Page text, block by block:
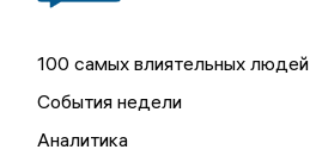
100 самых влиятельных людей
События недели
Аналитика